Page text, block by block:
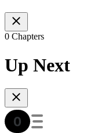
0 Chapters
Up Next